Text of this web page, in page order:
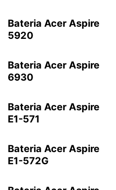
Bateria Acer Aspire
5920
Bateria Acer Aspire
6930
Bateria Acer Aspire
E1-571
Bateria Acer Aspire
E1-572G